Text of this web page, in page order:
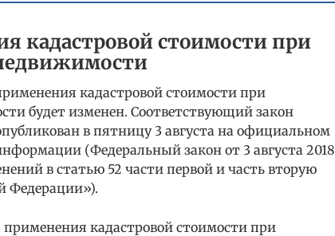
кадастровой стоимости при
кадастровой стоимости при
будет изменен. Соответствующий закон
в пятницу 3 августа на официальном
(Федеральный закон от 3 августа 2018
в статью 52 части первой и часть вторую
Федерации»).
кадастровой стоимости при